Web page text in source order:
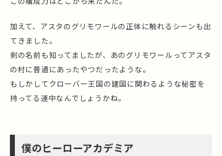
加えて、アスタのグリモワールの正体に触れるシーンも出
てきました。
剣の名前も知ってましたが、あのグリモワールってアスタ
の村に普通にあったやつだったような。
もしかしてクローバー王国の建国に関わるような秘密を
持ってる連中なんでしょうかね。
僕のヒーローアカデミア